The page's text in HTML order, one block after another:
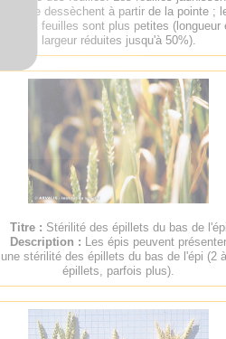
puis se dessèchent à partir de la pointe ;
jeunes feuilles sont plus petites (longueur
largeur réduites jusqu'à 50%).
Titre : Stérilité des épillets du bas de l'épi
Description :
Les épis peuvent présenter
une stérilité des épillets du bas de l'épi (2
épillets, parfois plus).